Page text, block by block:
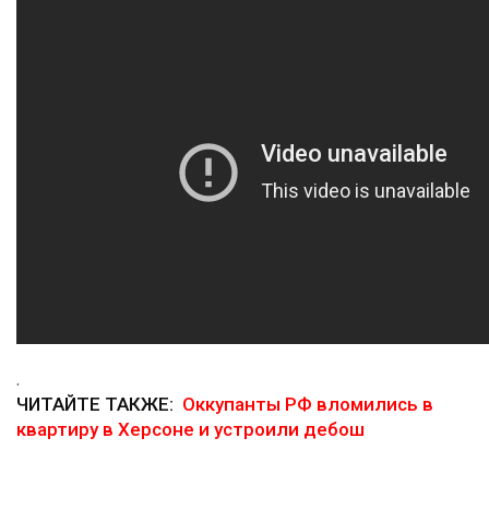
.
ЧИТАЙТЕ ТАКЖЕ: Оккупанты РФ вломились в
квартиру в Херсоне и устроили дебош